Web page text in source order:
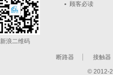
新浪二维码
顾客必读
断路器 接触器
© 2012-